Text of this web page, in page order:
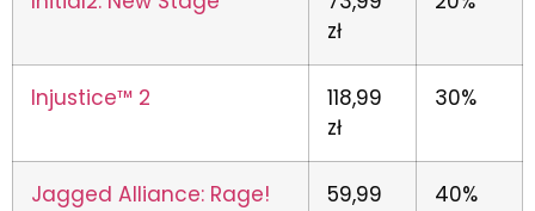
zł
Injustice™ 2
118,99
zł
30%
Jagged Alliance: Rage!
59,99
40%